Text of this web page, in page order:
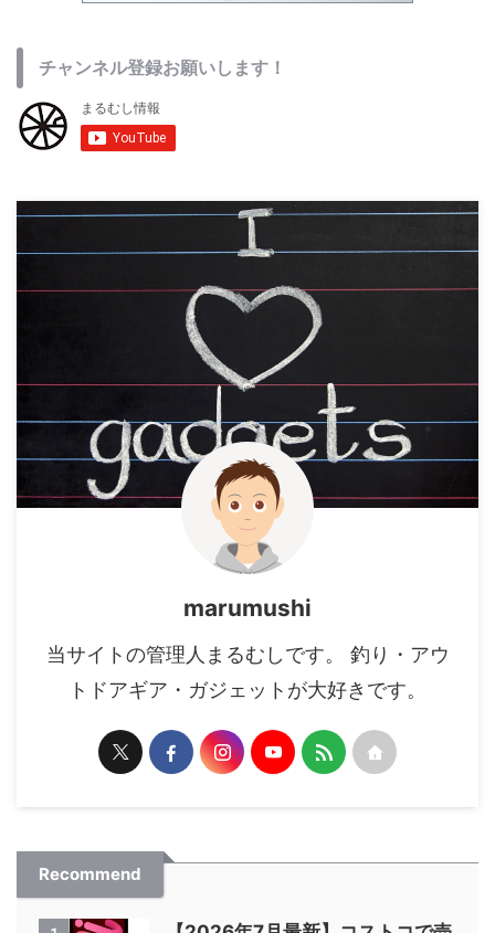
チャンネル登録お願いします！
marumushi
当サイトの管理人まるむしです。 釣り・アウ
トドアギア・ガジェットが大好きです。
Recommend